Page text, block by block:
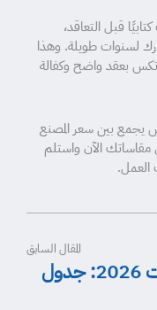
قبل التعاقد،
لسنوات طويلة. وهذا
بعقد واضح وكفالة
يجمع بين سعر المصنع
حتى 25 سنة — أرسل مقاساتك الآن واستلم
المقال السابق
أسعار تفصيل الكبتات في الكويت 2026: جدول